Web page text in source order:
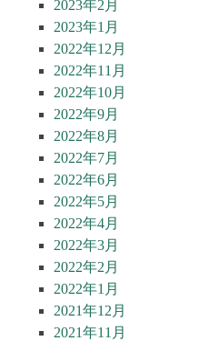
2023年2月
2023年1月
2022年12月
2022年11月
2022年10月
2022年9月
2022年8月
2022年7月
2022年6月
2022年5月
2022年4月
2022年3月
2022年2月
2022年1月
2021年12月
2021年11月